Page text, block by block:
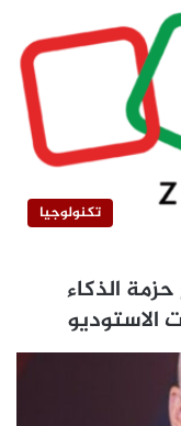
تكنولوجيا
الذكاء
الاستوديو